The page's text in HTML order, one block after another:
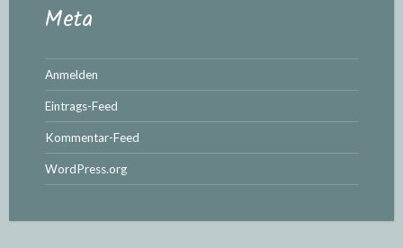
Meta
Anmelden
Eintrags-Feed
Kommentar-Feed
WordPress.org